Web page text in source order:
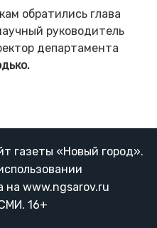
обратились глава
руководитель
департамента
газеты «Новый город».
на www.ngsarov.ru
16+